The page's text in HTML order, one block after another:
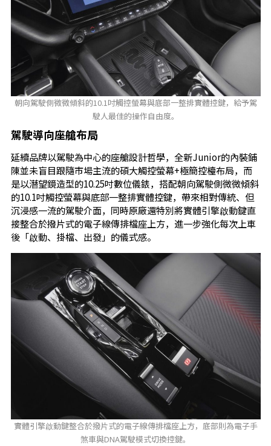
朝向駕駛側微微傾斜的10.1吋觸控螢幕與底部一整排實體控鍵，給予駕
駛人最佳的操作自由度。
駕駛導向座艙布局
延續品牌以駕駛為中心的座艙設計哲學，全新Junior的內裝鋪
陳並未盲目跟隨市場主流的碩大觸控螢幕+極簡控檯布局，而
是以潛望鏡造型的10.25吋數位儀錶，搭配朝向駕駛側微微傾斜
的10.1吋觸控螢幕與底部一整排實體控鍵，帶來相對傳統、但
沉浸感一流的駕駛介面，同時原廠還特別將實體引擎啟動鍵直
接整合於撥片式的電子線傳排檔座上方，進一步強化每次上車
後「啟動、掛檔、出發」的儀式感。
實體引擎啟動鍵整合於撥片式的電子線傳排檔座上方，底部則為電子手
煞車與DNA駕駛模式切換控鍵。